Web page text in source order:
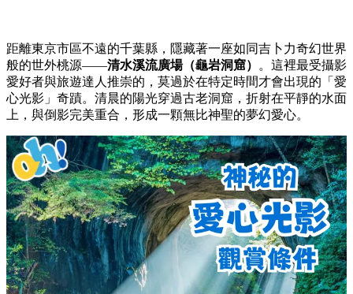
【東京世外桃源】千葉龜岩洞窟秘境指南：解鎖
限定「愛心光影」奇蹟絕景
日本
ByChristine yeungon 05 Aug 2026